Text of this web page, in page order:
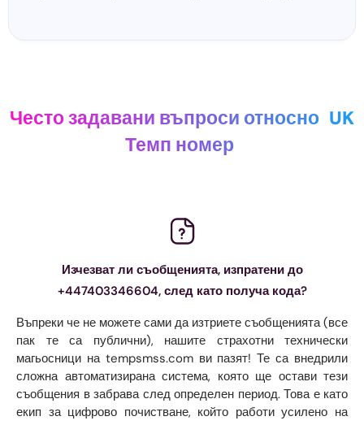
Често задавани въпроси относно UK
Темп номер
Изчезват ли съобщенията, изпратени до
+447403346604, след като получа кода?
Въпреки че не можете сами да изтриете съобщенията (все
пак те са публични), нашите страхотни технически
магьосници на tempsmss.com ви пазят! Те са внедрили
сложна автоматизирана система, която ще остави тези
съобщения в забрава след определен период. Това е като
екип за цифрово почистване, който работи усилено на